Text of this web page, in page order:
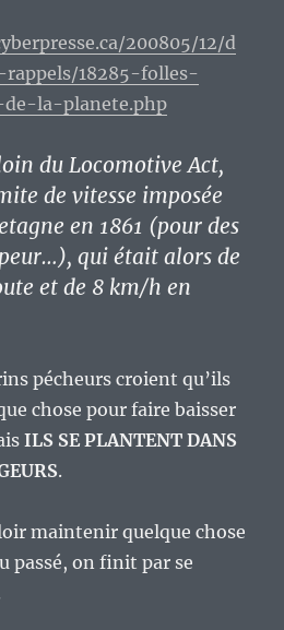
200805/12/d
18285-folles-
la-planete.php
du Locomotive Act,
de vitesse imposée
en 1861 (pour des
qui était alors de
et de 8 km/h en
pécheurs croient qu’ils
chose pour faire baisser
ILS SE PLANTENT DANS
.
maintenir quelque chose
passé, on finit par se